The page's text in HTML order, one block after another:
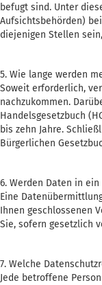
befugt sind. Unter
Aufsichtsbehörden)
diejenigen Stellen
5. Wie lange werden
Soweit erforderlich,
nachzukommen.
Handelsgesetzbuch
bis zehn Jahre.
Bürgerlichen
6. Werden Daten in
Eine
Ihnen geschlossenen
Sie, sofern gesetzlich
7. Welche
Jede betroffene